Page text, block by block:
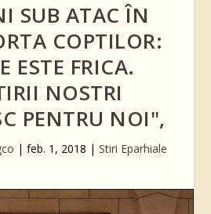
SUB ATAC ÎN
COPTILOR:
ESTE FRICA.
NOSTRI
PENTRU NOI",
| feb. 1, 2018 | Stiri Eparhiale